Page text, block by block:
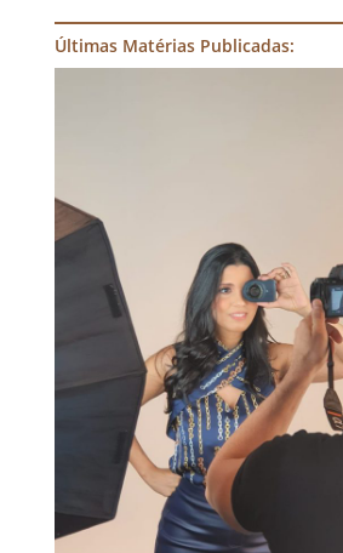
Últimas Matérias Publicadas: